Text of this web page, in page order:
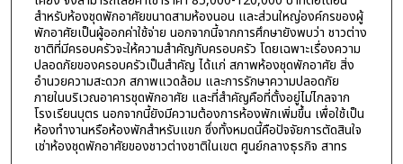
สำหรับห้องชุดพักอาศัยขนาดสามห้องนอน และส่วนใหญ่องค์กรของผู้
พักอาศัยเป็นผู้ออกค่าใช้จ่าย นอกจากนี้จากการศึกษายังพบว่า ชาวต่าง
ชาติที่มีครอบครัวจะให้ความสำคัญกับครอบครัว โดยเฉพาะเรื่องความ
ปลอดภัยของครอบครัวเป็นสำคัญ ได้แก่ สภาพห้องชุดพักอาศัย สิ่ง
อำนวยความสะดวก สภาพแวดล้อม และการรักษาความปลอดภัย
ภายในบริเวณอาคารชุดพักอาศัย และที่สำคัญคือที่ตั้งอยู่ไม่ไกลจาก
โรงเรียนบุตร นอกจากนี้ยังมีความต้องการห้องพักเพิ่มขึ้น เพื่อใช้เป็น
ห้องทำงานหรือห้องพักสำหรับแขก ซึ่งทั้งหมดนี้คือปัจจัยการตัดสินใจ
เช่าห้องชุดพักอาศัยของชาวต่างชาติในเขต ศูนย์กลางธุรกิจ สาทร